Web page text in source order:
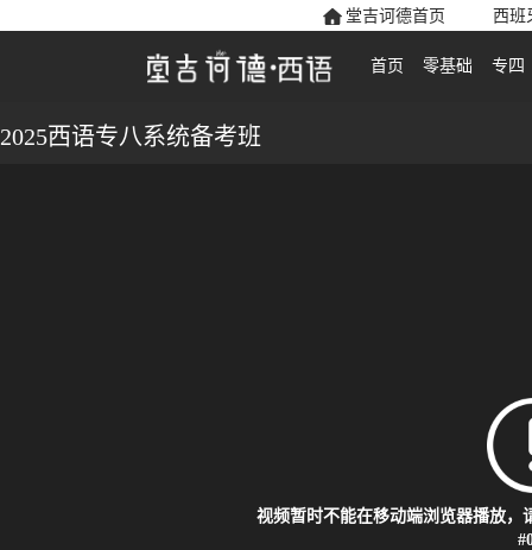
堂吉诃德首页 西班
首页 零基础 专四
2025西语专八系统备考班
视频暂时不能在移动端浏览器播放，